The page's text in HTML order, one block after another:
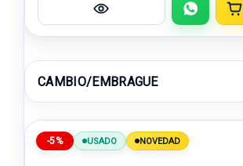
CAMBIO/EMBRAGUE
-5% USADO NOVEDAD